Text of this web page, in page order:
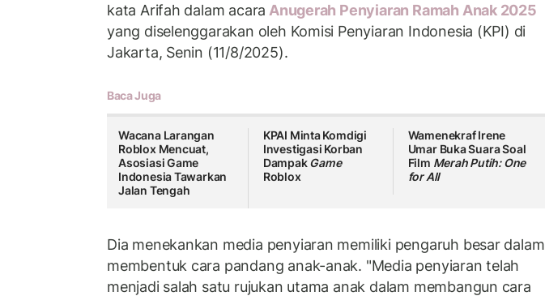
kata Arifah dalam acara Anugerah Penyiaran Ramah Anak 2025
yang diselenggarakan oleh Komisi Penyiaran Indonesia (KPI) di
Jakarta, Senin (11/8/2025).
Baca Juga
Wacana Larangan
Roblox Mencuat,
Asosiasi Game
Indonesia Tawarkan
Jalan Tengah
KPAI Minta Komdigi
Investigasi Korban
DampakGame
Roblox
Wamenekraf Irene
Umar Buka Suara Soal
Film Merah Putih: One
for All
Dia menekankan media penyiaran memiliki pengaruh besar dalam
membentuk cara pandang anak-anak. "Media penyiaran telah
menjadi salah satu rujukan utama anak dalam membangun cara